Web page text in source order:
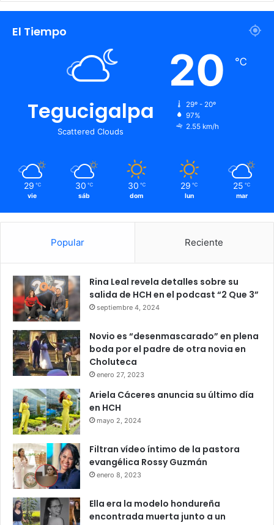
El Tiempo
Tegucigalpa
Scattered Clouds
20 ℃
29º - 20º
97%
2.55 km/h
29 ℃
vie
30 ℃
sáb
30 ℃
dom
29 ℃
lun
25 ℃
mar
Popular Reciente
Rina Leal revela detalles sobre su
salida de HCH en el podcast “2 Que 3”
septiembre 4, 2024
Novio es “desenmascarado” en plena
boda por el padre de otra novia en
Choluteca
enero 27, 2023
Ariela Cáceres anuncia su último día
en HCH
mayo 2, 2024
Filtran vídeo íntimo de la pastora
evangélica Rossy Guzmán
enero 8, 2023
Ella era la modelo hondureña
encontrada muerta junto a un